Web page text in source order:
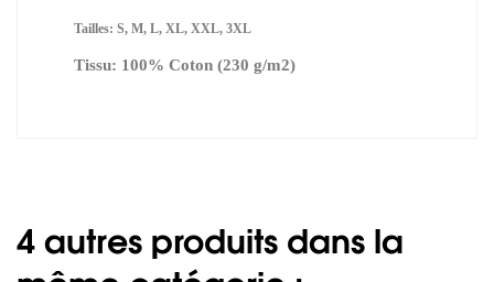
Tailles: S, M, L, XL, XXL, 3XL
Tissu: 100% Coton (230 g/m2)
4 autres produits dans la